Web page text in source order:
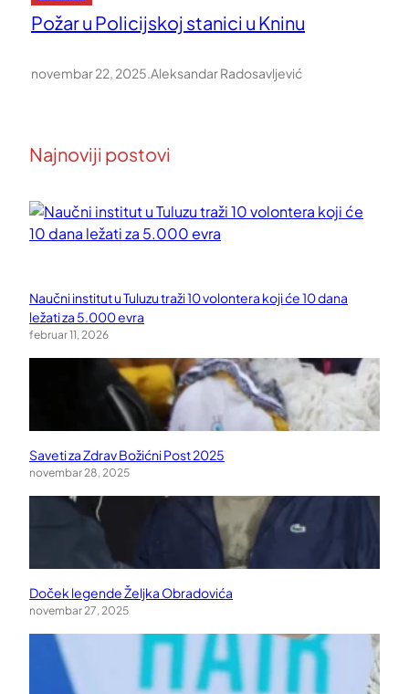
Požar u Policijskoj stanici u Kninu
novembar 22, 2025.Aleksandar Radosavljević
Najnoviji postovi
Naučni institut u Tuluzu traži 10 volontera koji će 10 dana
ležati za 5.000 evra
februar 11, 2026
Saveti za Zdrav Božićni Post 2025
novembar 28, 2025
Doček legende Željka Obradovića
novembar 27, 2025